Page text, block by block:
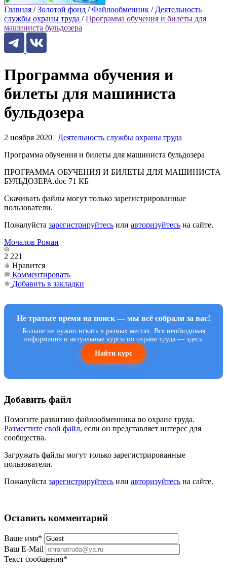
Главная / Золотой фонд / Файлообменник / Деятельность
службы охраны труда / Программа обучения и билеты для
машиниста бульдозера
Программа обучения и
билеты для машиниста
бульдозера
2 ноября 2020 | Деятельность службы охраны труда
Программа обучения и билеты для машиниста бульдозера
ПРОГРАММА ОБУЧЕНИЯ И БИЛЕТЫ ДЛЯ МАШИНИСТА
БУЛЬДОЗЕРА.doc 71 КБ
Скачивать файлы могут только зарегистрированные
пользователи.
Пожалуйста зарегистрируйтесь или авторизуйтесь на сайте.
Мочалов Роман
2 221
Нравится
Комментировать
Добавить в закладки
Не тратьте время на поиск — мы всё собрали за вас!
Больше не нужно искать в разных местах. Вся необходимая
информация и актуальные курсы по охране труда — здесь.
Найти курс
Добавить файл
Помогите развитию файлообменника по охране труда.
Разместите свой файл, если он представляет интерес для
сообщества.
Загружать файлы могут только зарегистрированные
пользователи.
Пожалуйста зарегистрируйтесь или авторизуйтесь на сайте.
Оставить комментарий
Ваше имя*
Ваш E-Mail
Текст сообщения*